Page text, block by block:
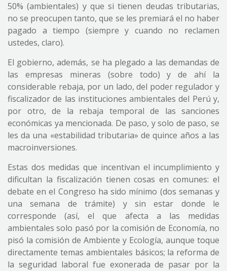
50% (ambientales) y que si tienen deudas tributarias,
no se preocupen tanto, que se les premiará el no haber
pagado a tiempo (siempre y cuando no reclamen
ustedes, claro).
El gobierno, además, se ha plegado a las demandas de
las empresas mineras (sobre todo) y de ahí la
considerable rebaja, por un lado, del poder regulador y
fiscalizador de las instituciones ambientales del Perú y,
por otro, de la rebaja temporal de las sanciones
económicas ya mencionada. De paso, y solo de paso, se
les da una «estabilidad tributaria» de quince años a las
macroinversiones.
Estas dos medidas que incentivan el incumplimiento y
dificultan la fiscalización tienen cosas en comunes: el
debate en el Congreso ha sido mínimo (dos semanas y
una semana de trámite) y sin estar donde le
corresponde (así, el que afecta a las medidas
ambientales solo pasó por la comisión de Economía, no
pisó la comisión de Ambiente y Ecología, aunque toque
directamente temas ambientales básicos; la reforma de
la seguridad laboral fue exonerada de pasar por la